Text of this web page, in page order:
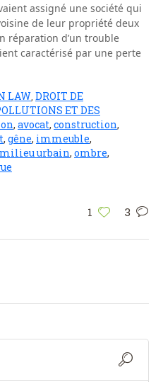
assigné une société qui
de leur propriété deux
réparation d’un trouble
caractérisé par une perte
LAW DROIT DE
ET DES
, avocat, construction,
, gêne, immeuble,
milieu urbain, ombre,
1 3